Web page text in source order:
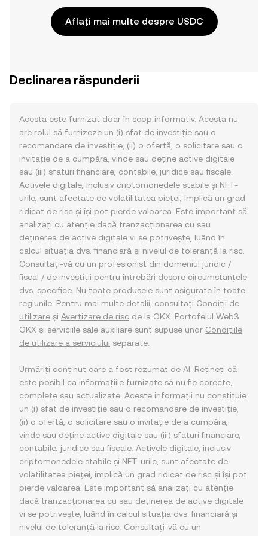
Aflați mai multe despre USDC
Declinarea răspunderii
Acesta este furnizat doar în scop informativ. Acesta nu
are rolul să furnizeze un (i) sfat de investiție sau o
recomandare de investiție, (ii) o ofertă, o solicitare sau o
invitație de a cumpăra, vinde sau deține active digitale
sau (iii) sfaturi financiare, contabile, juridice sau fiscale.
Activele digitale, inclusiv criptomonedele stabile și NFT-
urile, sunt afectate de volatilitatea pieței, implică un grad
ridicat de risc și își pot pierde valoarea. Este important să
analizați cu atenție dacă tranzacționarea cu sau
deținerea de active digitale vi se potrivește, luând în
calcul situația dvs. financiară și nivelul de toleranță la risc.
Consultați-vă cu un profesionist din domeniul juridic /
fiscal / de investiții pentru întrebări despre circumstanțele
dvs. specifice. Nu toate produsele sunt asigurate în toate
regiunile. Pentru mai multe detalii, consultați Condiții de
utilizare și Avertizare de risc de la OKX. Portofelul Web3
OKX și serviciile sale auxiliare sunt supuse unor Condițiile
de utilizare a serviciului separate.
Urmăriți conținut care a fost rezumat de AI. Rețineți că
este posibil ca informațiile furnizate să nu fie corecte,
complete sau actualizate. Aceste informații nu constituie
un (i) sfat de investiție sau o recomandare de investiție,
(ii) o ofertă, o solicitare sau o invitație de a cumpăra,
vinde sau deține active digitale sau (iii) sfaturi financiare,
contabile, juridice sau fiscale. Activele digitale, inclusiv
criptomonedele stabile și NFT-urile, sunt afectate de
volatilitatea pieței, implică un grad ridicat de risc și își pot
pierde valoarea. Este important să analizați cu atenție
dacă tranzacționarea cu sau deținerea de active digitale
vi se potrivește, luând în calcul situația dvs. financiară și
nivelul de toleranță la risc. Consultați-vă cu un